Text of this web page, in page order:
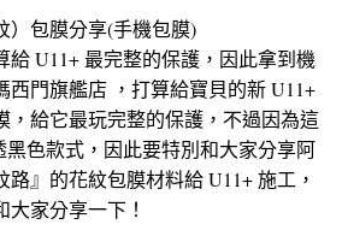
）包膜分享(手機包膜)
給 U11+ 最完整的保護，因此拿到機
西門旗艦店 ，打算給寶貝的新 U11+
，給它最玩完整的保護，不過因為這
黑色款式，因此要特別和大家分享阿
』的花紋包膜材料給 U11+ 施工，
家分享一下！